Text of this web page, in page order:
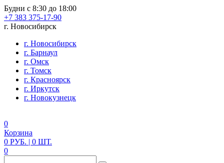
Будни с 8:30 до 18:00
+7 383 375-17-90
г. Новосибирск
г. Новосибирск
г. Барнаул
г. Омск
г. Томск
г. Красноярск
г. Иркутск
г. Новокузнецк
0
Корзина
0 РУБ. | 0 ШТ.
0